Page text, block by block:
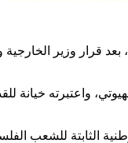
وزير الخارجية
واعتبرته
الثابتة للشعب